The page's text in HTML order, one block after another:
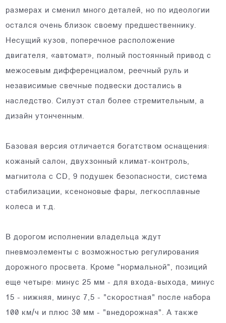
размерах и сменил много деталей, но по идеологии
остался очень близок своему предшественнику.
Несущий кузов, поперечное расположение
двигателя, «автомат», полный постоянный привод с
межосевым дифференциалом, реечный руль и
независимые свечные подвески достались в
наследство. Силуэт стал более стремительным, а
дизайн утонченным.
Базовая версия отличается богатством оснащения:
кожаный салон, двухзонный климат-контроль,
магнитола с CD, 9 подушек безопасности, система
стабилизации, ксеноновые фары, легкосплавные
колеса и т.д.
В дорогом исполнении владельца ждут
пневмоэлементы с возможностью регулирования
дорожного просвета. Кроме "нормальной", позиций
еще четыре: минус 25 мм - для входа-выхода, минус
15 - нижняя, минус 7,5 - "скоростная" после набора
100 км/ч и плюс 30 мм - "внедорожная". А также